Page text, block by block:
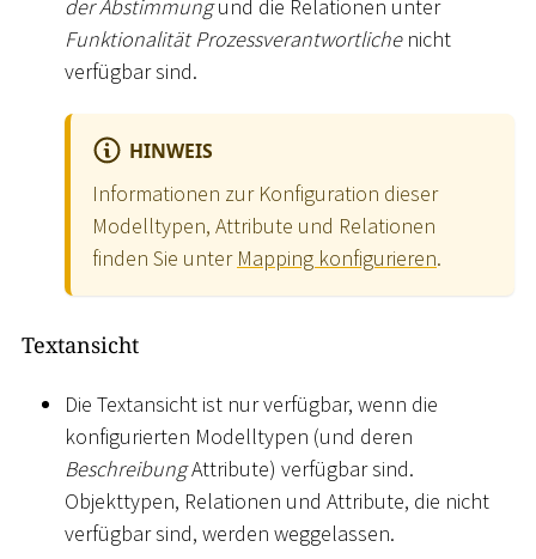
der Abstimmungund die Relationen unter
Funktionalität Prozessverantwortlichenicht
verfügbar sind.
HINWEIS
Informationen zur Konfiguration dieser
Modelltypen, Attribute und Relationen
finden Sie unter Mapping konfigurieren.
Textansicht
Die Textansicht ist nur verfügbar, wenn die
konfigurierten Modelltypen (und deren
BeschreibungAttribute) verfügbar sind.
Objekttypen, Relationen und Attribute, die nicht
verfügbar sind, werden weggelassen.